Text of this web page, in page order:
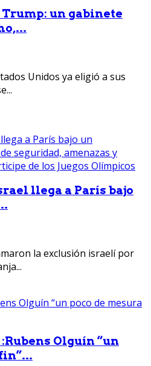
un gabinete
Unidos ya eligió a sus
llega a París bajo
la exclusión israelí por
Olguín “un